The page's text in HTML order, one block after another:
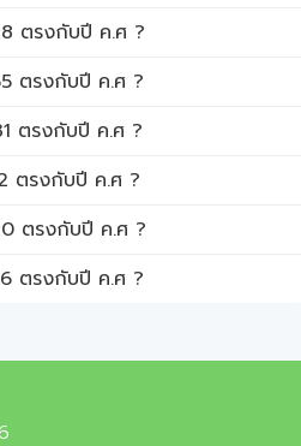
ตรงกับปี ค.ศ ?
ตรงกับปี ค.ศ ?
ตรงกับปี ค.ศ ?
ตรงกับปี ค.ศ ?
ตรงกับปี ค.ศ ?
ตรงกับปี ค.ศ ?